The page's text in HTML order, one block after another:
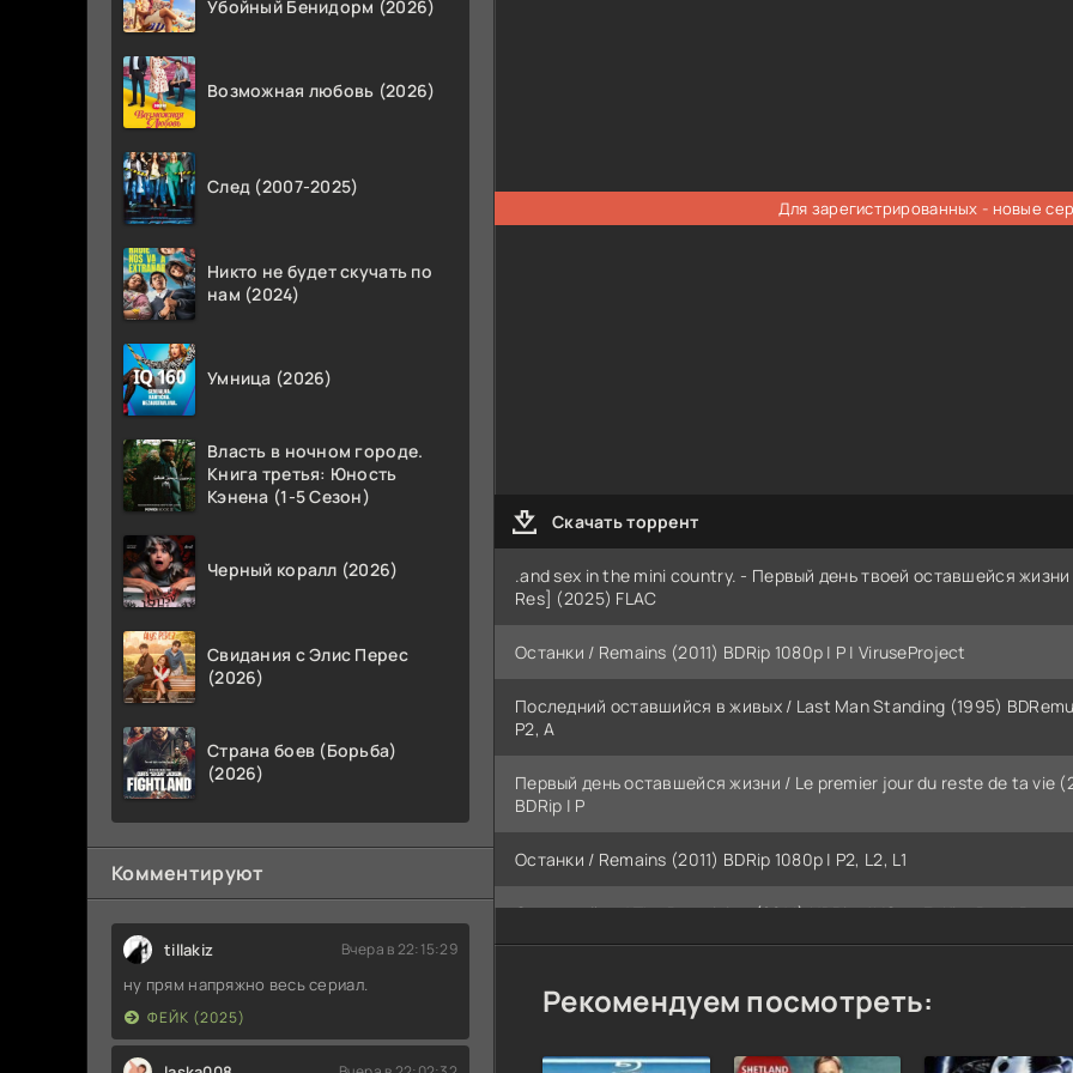
Убойный Бенидорм (2026)
Возможная любовь (2026)
След (2007-2025)
Никто не будет скучать по
нам (2024)
Умница (2026)
Власть в ночном городе.
Книга третья: Юность
Кэнена (1-5 Сезон)
Черный коралл (2026)
Свидания с Элис Перес
(2026)
Страна боев (Борьба)
(2026)
Комментируют
tillakiz Вчера в 22:15:29
ну прям напряжно весь сериал.
ФЕЙК (2025)
Для зарегистрированных - новые
Скачать торрент
.and sex in the mini country. - Первый день твоей оставшейся
Res] (2025) FLAC
Останки / Remains (2011) BDRip 1080p | P | ViruseProject
Последний оставшийся в живых / Last Man Standing (1995)
P2, A
Первый день оставшейся жизни / Le premier jour du reste de ta vie
BDRip | P
Останки / Remains (2011) BDRip 1080p | P2, L2, L1
Оставшийся / The Remaining (2014) HDRip-AVC от ExKinoRay | P
Оставшиеся / Akik maradtak / Those Who Remained (2019) WEBRip-
Рекомендуем посмотреть: